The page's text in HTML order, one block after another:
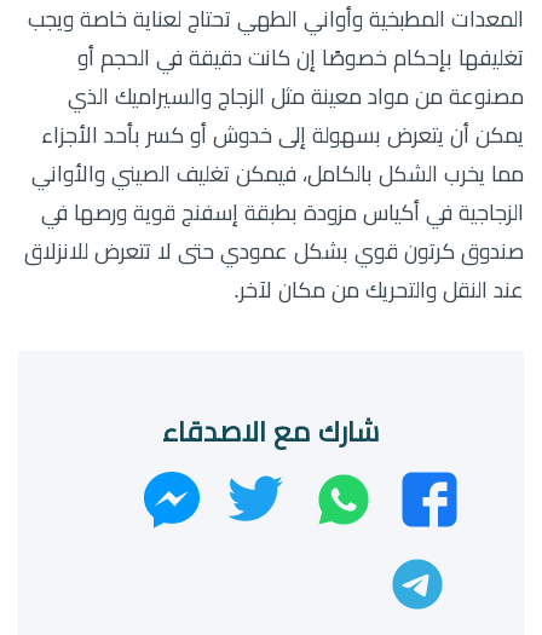
المعدات المطبخية وأواني الطهي تحتاج لعناية خاصة ويجب
تغليفها بإحكام خصوصًا إن كانت دقيقة في الحجم أو
مصنوعة من مواد معينة مثل الزجاج والسيراميك الذي
يمكن أن يتعرض بسهولة إلى خدوش أو كسر بأحد الأجزاء
مما يخرب الشكل بالكامل، فيمكن تغليف الصيني والأواني
الزجاجية في أكياس مزودة بطبقة إسفنج قوية ورصها في
صندوق كرتون قوي بشكل عمودي حتى لا تتعرض للانزلاق
عند النقل والتحريك من مكان لآخر.
شارك مع الاصدقاء
فيسبوك
واتساب تويتر